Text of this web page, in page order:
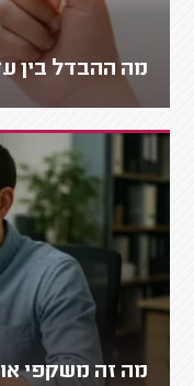
מה ההבדל בין
מה זה משקפי